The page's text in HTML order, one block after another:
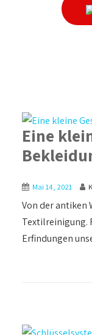
Eine
Mai 14, 2021
Von der antiken
Textilreinigung.
Erfindungen